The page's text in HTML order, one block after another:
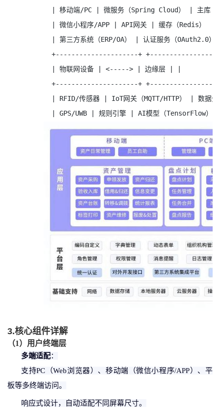
| 移动端/PC | 微服务（Spring Cloud） | 主库（
| 微信小程序/APP | API网关 | 缓存（Redis）
| 第三方系统（ERP/OA） | 认证服务（OAuth2.0
+---------------------+
| 物联网设备 | <-----> | 边缘层 | |
+---------------------+
| RFID/传感器 | IoT网关（MQTT/HTTP） | 数据分
| GPS/UWB | 规则引擎 | AI模型（TensorFlow）
3.核心组件详解
（1） 用户终端层
多端适配：
支持PC（Web浏览器）、移动端（微信小程序/APP）、平
板等多终端访问。
响应式设计，自动适配不同屏幕尺寸。